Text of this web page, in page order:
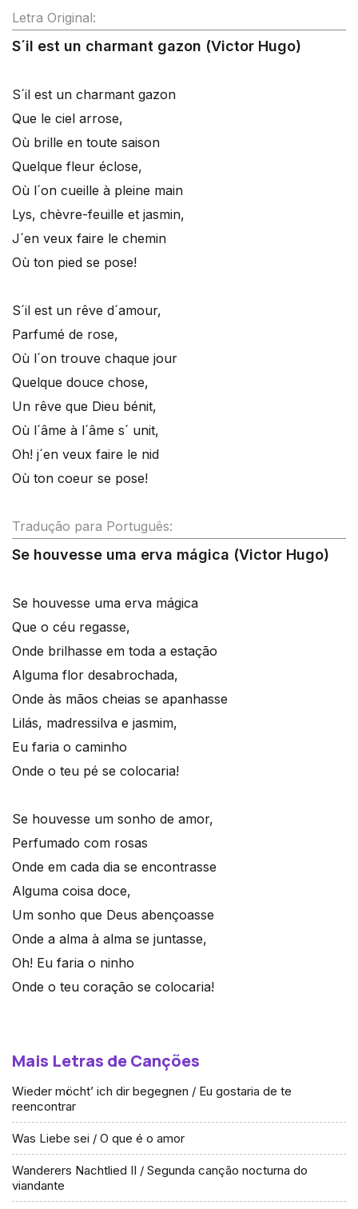
Letra Original:
S´il est un charmant gazon (Victor Hugo)
S´il est un charmant gazon
Que le ciel arrose,
Où brille en toute saison
Quelque fleur éclose,
Où l´on cueille à pleine main
Lys, chèvre-feuille et jasmin,
J´en veux faire le chemin
Où ton pied se pose!
S´il est un rêve d´amour,
Parfumé de rose,
Où l´on trouve chaque jour
Quelque douce chose,
Un rêve que Dieu bénit,
Où l´âme à l´âme s´ unit,
Oh! j´en veux faire le nid
Où ton coeur se pose!
Tradução para Português:
Se houvesse uma erva mágica (Victor Hugo)
Se houvesse uma erva mágica
Que o céu regasse,
Onde brilhasse em toda a estação
Alguma flor desabrochada,
Onde às mãos cheias se apanhasse
Lilás, madressilva e jasmim,
Eu faria o caminho
Onde o teu pé se colocaria!
Se houvesse um sonho de amor,
Perfumado com rosas
Onde em cada dia se encontrasse
Alguma coisa doce,
Um sonho que Deus abençoasse
Onde a alma à alma se juntasse,
Oh! Eu faria o ninho
Onde o teu coração se colocaria!
Mais Letras de Canções
Wieder möcht’ ich dir begegnen / Eu gostaria de te
reencontrar
Was Liebe sei / O que é o amor
Wanderers Nachtlied II / Segunda canção nocturna do
viandante